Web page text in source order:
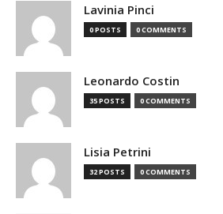
Lavinia Pinci
0 POSTS 0 COMMENTS
Leonardo Costin
35 POSTS 0 COMMENTS
Lisia Petrini
32 POSTS 0 COMMENTS